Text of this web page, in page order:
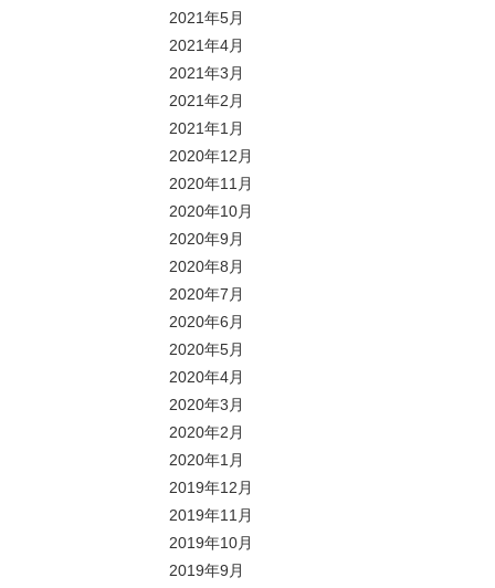
2021年5月
2021年4月
2021年3月
2021年2月
2021年1月
2020年12月
2020年11月
2020年10月
2020年9月
2020年8月
2020年7月
2020年6月
2020年5月
2020年4月
2020年3月
2020年2月
2020年1月
2019年12月
2019年11月
2019年10月
2019年9月